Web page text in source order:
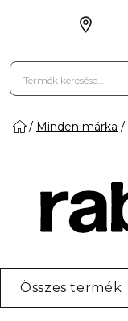
Minden márka
Összes termék